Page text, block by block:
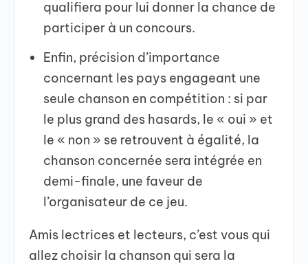
qualifiera pour lui donner la chance de
participer à un concours.
Enfin, précision d’importance
concernant les pays engageant une
seule chanson en compétition : si par
le plus grand des hasards, le « oui » et
le « non » se retrouvent à égalité, la
chanson concernée sera intégrée en
demi-finale, une faveur de
l’organisateur de ce jeu.
Amis lectrices et lecteurs, c’est vous qui
allez choisir la chanson qui sera la